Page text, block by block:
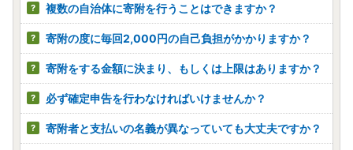
複数の自治体に寄附を行うことはできますか？
寄附の度に毎回2,000円の自己負担がかかりますか？
寄附をする金額に決まり、もしくは上限はありますか？
必ず確定申告を行わなければいけませんか？
寄附者と支払いの名義が異なっていても大丈夫ですか？